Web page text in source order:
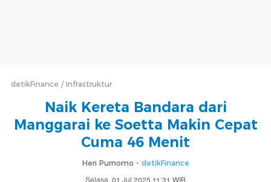
detikFinance Infrastruktur
Naik Kereta Bandara dari
Manggarai ke Soetta Makin Cepat
Cuma 46 Menit
Heri Purnomo - detikFinance